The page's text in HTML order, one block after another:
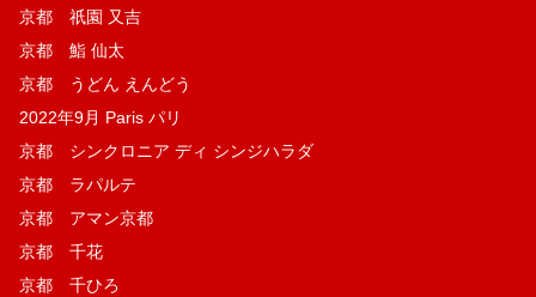
京都 祇園 又吉
京都 鮨 仙太
京都 うどん えんどう
2022年9月 Paris パリ
京都 シンクロニア ディ シンジハラダ
京都 ラパルテ
京都 アマン京都
京都 千花
京都 千ひろ